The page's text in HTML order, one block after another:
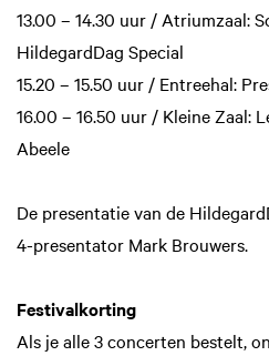
13.00 – 14.30 uur / Atriumzaal:
HildegardDag Special
15.20 – 15.50 uur / Entreehal:
16.00 – 16.50 uur / Kleine Zaal:
Abeele
De presentatie van de
4-presentator Mark Brouwers.
Festivalkorting
Als je alle 3 concerten bestelt,